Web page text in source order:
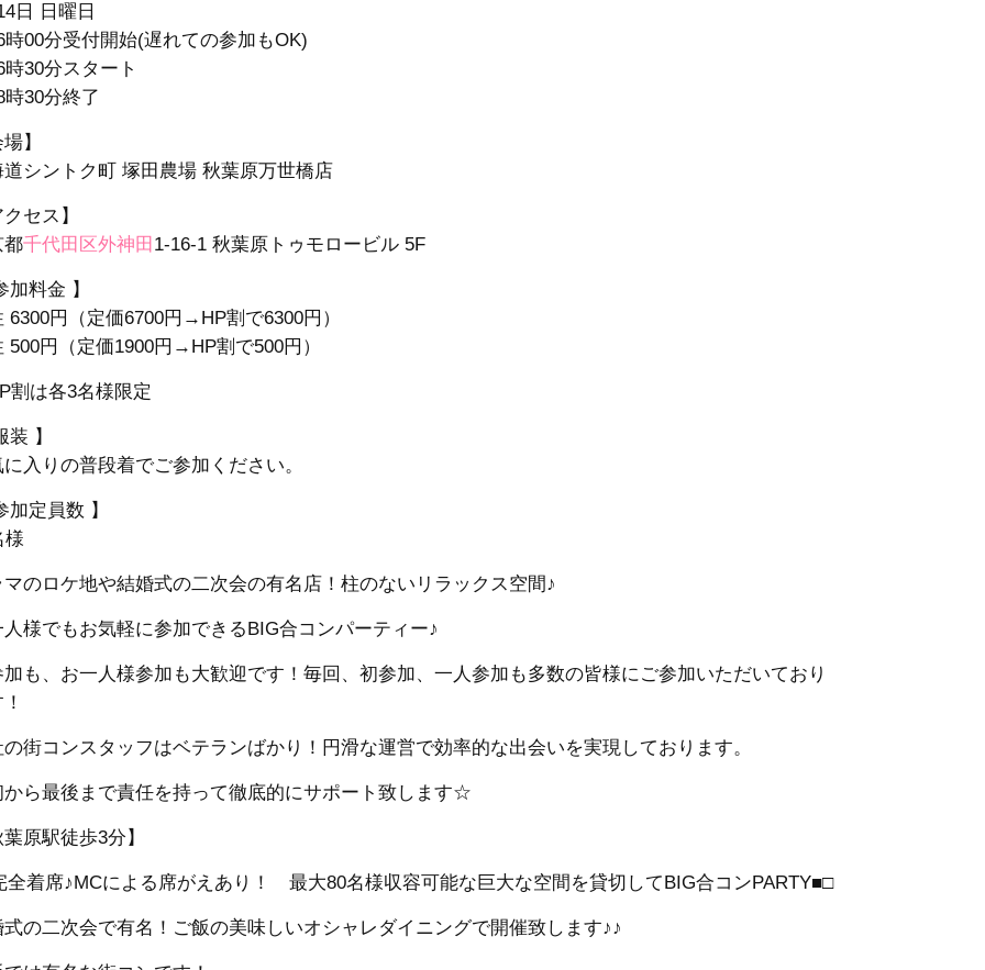
日 日曜日
時00分受付開始(遅れての参加もOK)
時30分スタート
時30分終了
】
道シントク町 塚田農場 秋葉原万世橋店
セス】
都千代田区外神田 1-16-1 秋葉原トゥモロービル 5F
加料金 】
6300円（定価6700円→HP割で6300円）
500円（定価1900円→HP割で500円）
割は各3名様限定
装 】
入りの普段着でご参加ください。
加定員数 】
様
マのロケ地や結婚式の二次会の有名店！柱のないリラックス空間♪
人様でもお気軽に参加できるBIG合コンパーティー♪
加も、お一人様参加も大歓迎です！毎回、初参加、一人参加も多数の皆様にご参加いただいており
街コンスタッフはベテランばかり！円滑な運営で効率的な出会いを実現しております。
から最後まで責任を持って徹底的にサポート致します☆
原駅徒歩3分】
全着席♪MCによる席がえあり！ 最大80名様収容可能な巨大な空間を貸切してBIG合コンPARTY■□
式の二次会で有名！ご飯の美味しいオシャレダイニングで開催致します♪♪